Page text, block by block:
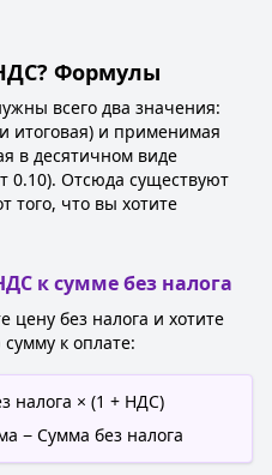
Формулы
всего два значения:
итоговая) и применимая
в десятичном виде
0.10). Отсюда существуют
того, что вы хотите
к сумме без налога
цену без налога и хотите
к оплате:
налога × (1 + НДС)
− Сумма без налога